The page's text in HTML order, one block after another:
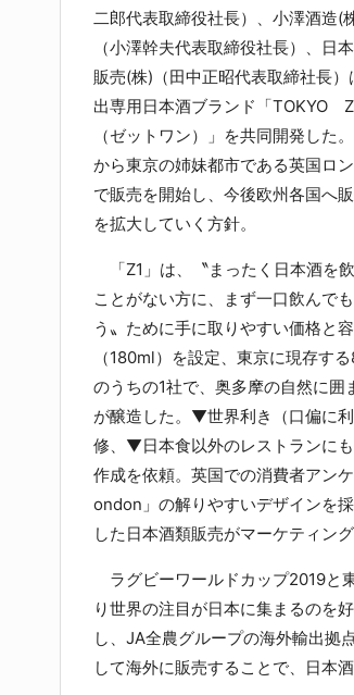
二郎代表取締役社長）、小澤酒造(
（小澤幹夫代表取締役社長）、日
販売(株)（田中正昭代表取締社長）
出専用日本酒ブランド「TOKYO
（ゼットワン）」を共同開発した
から東京の姉妹都市である英国ロ
で販売を開始し、今後欧州各国へ
を拡大していく方針。
「Z1」は、〝まったく日本酒を
ことがない方に、まず一口飲んで
う〟ために手に取りやすい価格と
（180ml）を設定、東京に現存す
のうちの1社で、奥多摩の自然に
が醸造した。▼世界利き（口偏に
修、▼日本食以外のレストランに
作成を依頼。英国での消費者アン
ondon」の解りやすいデザインを
した日本酒類販売がマーケティン
ラグビーワールドカップ2019と
り世界の注目が日本に集まるのを
し、JA全農グループの海外輸出拠
して海外に販売することで、日本